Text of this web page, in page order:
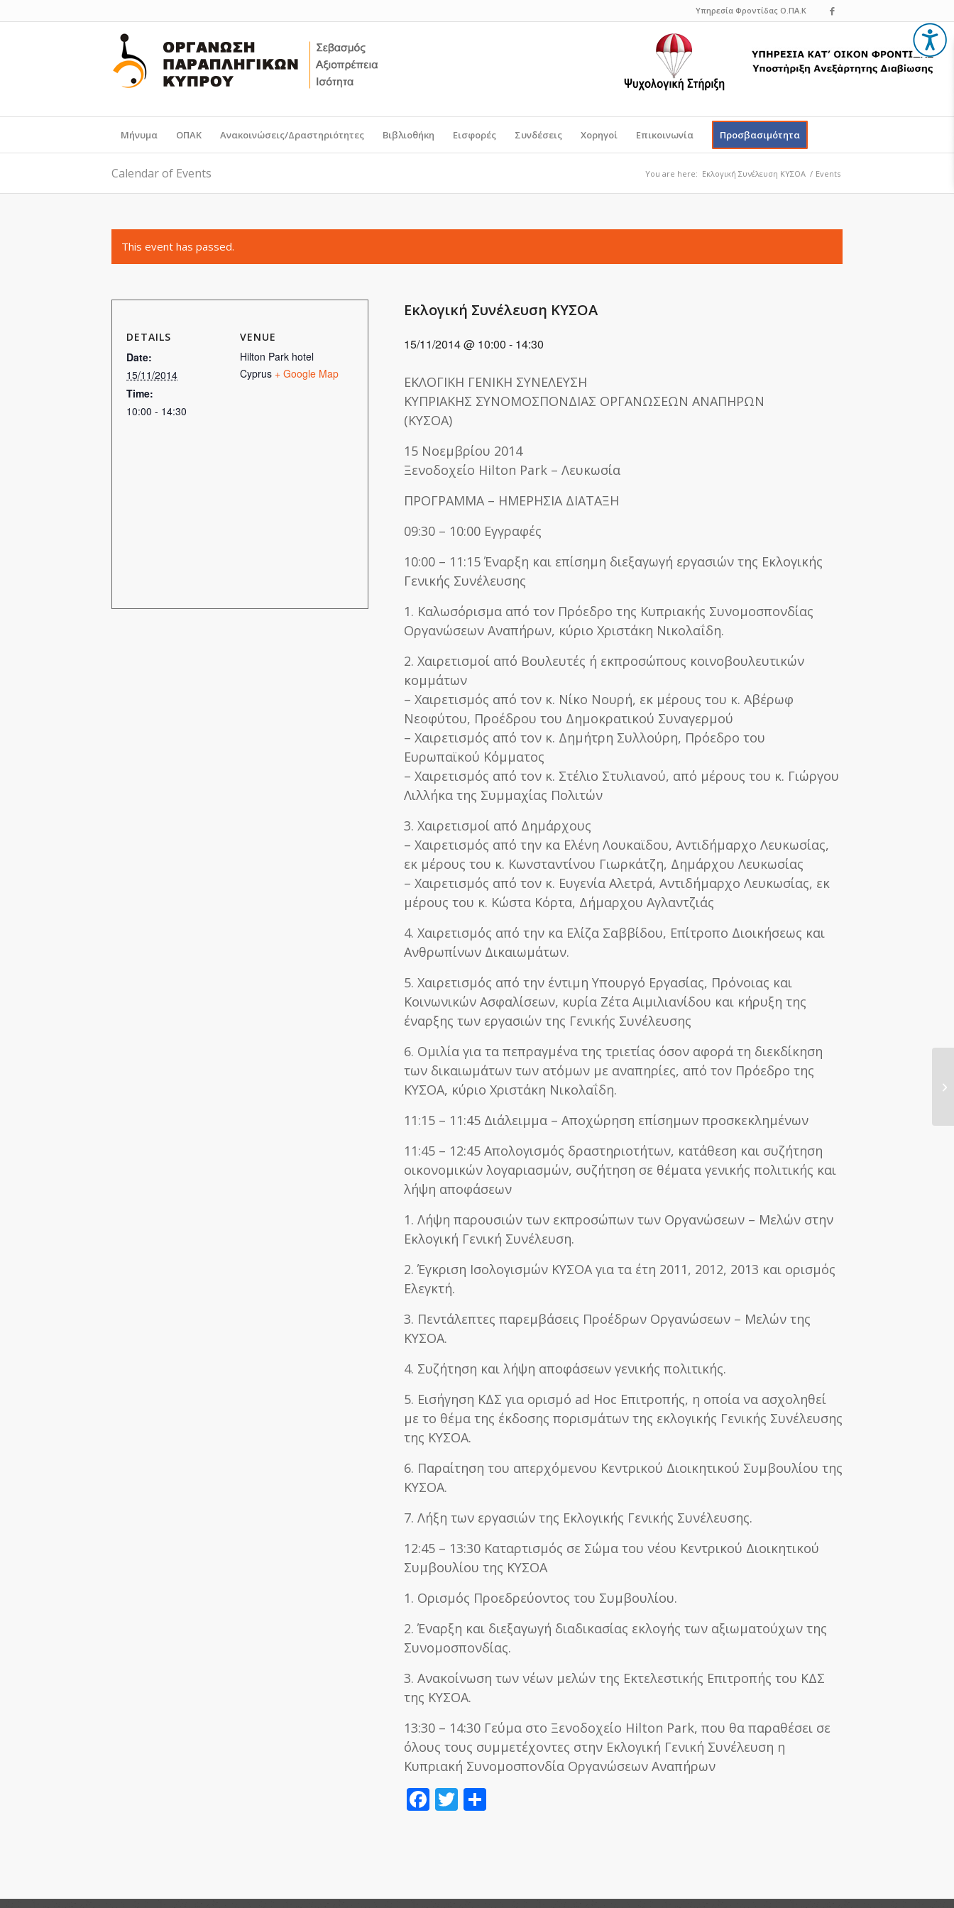
Υπηρεσία Φροντίδας Ο.ΠΑ.Κ
Μήνυμα ΟΠΑΚ Ανακοινώσεις/Δραστηριότητες Βιβλιοθήκη Εισφορές Συνδέσεις Χορηγοί Επικοινωνία Προσβασιμότητα
Calendar of Events You are here: Εκλογική Συνέλευση ΚΥΣΟΑ / Events
This event has passed.
Εκλογική Συνέλευση ΚΥΣΟΑ
15/11/2014 @ 10:00 - 14:30
ΕΚΛΟΓΙΚΗ ΓΕΝΙΚΗ ΣΥΝΕΛΕΥΣΗ
ΚΥΠΡΙΑΚΗΣ ΣΥΝΟΜΟΣΠΟΝΔΙΑΣ ΟΡΓΑΝΩΣΕΩΝ ΑΝΑΠΗΡΩΝ
(ΚΥΣΟΑ)
15 Νοεμβρίου 2014
Ξενοδοχείο Hilton Park – Λευκωσία
ΠΡΟΓΡΑΜΜΑ – ΗΜΕΡΗΣΙΑ ΔΙΑΤΑΞΗ
09:30 – 10:00 Εγγραφές
10:00 – 11:15 Έναρξη και επίσημη διεξαγωγή εργασιών της Εκλογικής
Γενικής Συνέλευσης
1. Καλωσόρισμα από τον Πρόεδρο της Κυπριακής Συνομοσπονδίας
Οργανώσεων Αναπήρων, κύριο Χριστάκη Νικολαΐδη.
2. Χαιρετισμοί από Βουλευτές ή εκπροσώπους κοινοβουλευτικών
κομμάτων
– Χαιρετισμός από τον κ. Νίκο Νουρή, εκ μέρους του κ. Αβέρωφ
Νεοφύτου, Προέδρου του Δημοκρατικού Συναγερμού
– Χαιρετισμός από τον κ. Δημήτρη Συλλούρη, Πρόεδρο του
Ευρωπαϊκού Κόμματος
– Χαιρετισμός από τον κ. Στέλιο Στυλιανού, από μέρους του κ. Γιώργου
Λιλλήκα της Συμμαχίας Πολιτών
3. Χαιρετισμοί από Δημάρχους
– Χαιρετισμός από την κα Ελένη Λουκαϊδου, Αντιδήμαρχο Λευκωσίας,
εκ μέρους του κ. Κωνσταντίνου Γιωρκάτζη, Δημάρχου Λευκωσίας
– Χαιρετισμός από τον κ. Ευγενία Αλετρά, Αντιδήμαρχο Λευκωσίας, εκ
μέρους του κ. Κώστα Κόρτα, Δήμαρχου Αγλαντζιάς
4. Χαιρετισμός από την κα Ελίζα Σαββίδου, Επίτροπο Διοικήσεως και
Ανθρωπίνων Δικαιωμάτων.
5. Χαιρετισμός από την έντιμη Υπουργό Εργασίας, Πρόνοιας και
Κοινωνικών Ασφαλίσεων, κυρία Ζέτα Αιμιλιανίδου και κήρυξη της
έναρξης των εργασιών της Γενικής Συνέλευσης
6. Ομιλία για τα πεπραγμένα της τριετίας όσον αφορά τη διεκδίκηση
των δικαιωμάτων των ατόμων με αναπηρίες, από τον Πρόεδρο της
ΚΥΣΟΑ, κύριο Χριστάκη Νικολαΐδη.
11:15 – 11:45 Διάλειμμα – Αποχώρηση επίσημων προσκεκλημένων
11:45 – 12:45 Απολογισμός δραστηριοτήτων, κατάθεση και συζήτηση
οικονομικών λογαριασμών, συζήτηση σε θέματα γενικής πολιτικής και
λήψη αποφάσεων
1. Λήψη παρουσιών των εκπροσώπων των Οργανώσεων – Μελών στην
Εκλογική Γενική Συνέλευση.
2. Έγκριση Ισολογισμών ΚΥΣΟΑ για τα έτη 2011, 2012, 2013 και ορισμός
Ελεγκτή.
3. Πεντάλεπτες παρεμβάσεις Προέδρων Οργανώσεων – Μελών της
ΚΥΣΟΑ.
4. Συζήτηση και λήψη αποφάσεων γενικής πολιτικής.
5. Εισήγηση ΚΔΣ για ορισμό ad Hoc Επιτροπής, η οποία να ασχοληθεί
με το θέμα της έκδοσης πορισμάτων της εκλογικής Γενικής Συνέλευσης
της ΚΥΣΟΑ.
6. Παραίτηση του απερχόμενου Κεντρικού Διοικητικού Συμβουλίου της
ΚΥΣΟΑ.
7. Λήξη των εργασιών της Εκλογικής Γενικής Συνέλευσης.
12:45 – 13:30 Καταρτισμός σε Σώμα του νέου Κεντρικού Διοικητικού
Συμβουλίου της ΚΥΣΟΑ
1. Ορισμός Προεδρεύοντος του Συμβουλίου.
2. Έναρξη και διεξαγωγή διαδικασίας εκλογής των αξιωματούχων της
Συνομοσπονδίας.
3. Ανακοίνωση των νέων μελών της Εκτελεστικής Επιτροπής του ΚΔΣ
της ΚΥΣΟΑ.
13:30 – 14:30 Γεύμα στο Ξενοδοχείο Hilton Park, που θα παραθέσει σε
όλους τους συμμετέχοντες στην Εκλογική Γενική Συνέλευση η
Κυπριακή Συνομοσπονδία Οργανώσεων Αναπήρων
Facebook
Twitter
DETAILS
Date:
15/11/2014
Time:
10:00 - 14:30
VENUE
Hilton Park hotel
Cyprus + Google Map
η